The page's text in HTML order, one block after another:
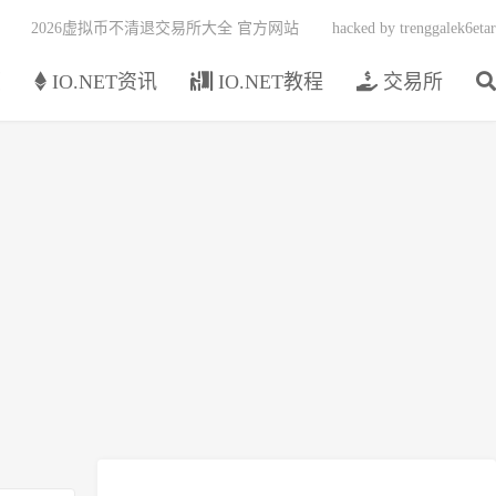
IO.NET资讯 IO.NET教程 交易所
2026虚拟币不清退交易所大全 官方网站 hacked by trenggalek6etar